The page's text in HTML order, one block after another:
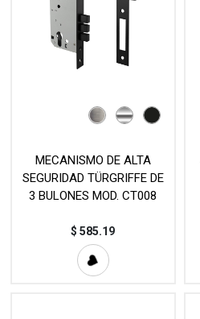
MECANISMO DE ALTA
SEGURIDAD TÜRGRIFFE DE
3 BULONES MOD. CT008
$585.19